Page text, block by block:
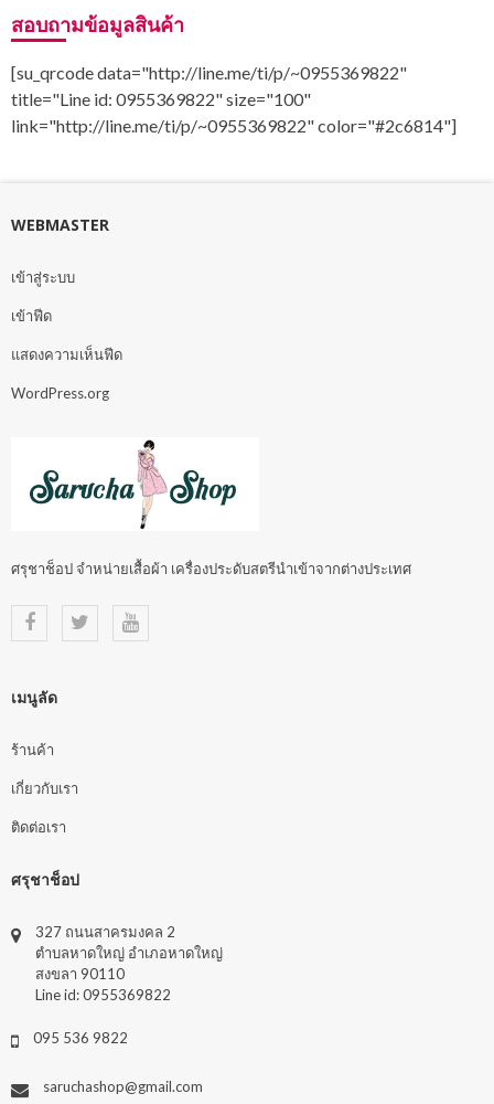
สอบถามข้อมูลสินค้า
[su_qrcode data="http://line.me/ti/p/~0955369822"
title="Line id: 0955369822" size="100"
link="http://line.me/ti/p/~0955369822" color="#2c6814"]
WEBMASTER
เข้าสู่ระบบ
เข้าฟีด
แสดงความเห็นฟีด
WordPress.org
ศรุชาช็อป จำหน่ายเสื้อผ้า เครื่องประดับสตรีนำเข้าจากต่างประเทศ
เมนูลัด
ร้านค้า
เกี่ยวกับเรา
ติดต่อเรา
ศรุชาช็อป
327 ถนนสาครมงคล 2
ตำบลหาดใหญ่ อำเภอหาดใหญ่
สงขลา 90110
Line id: 0955369822
095 536 9822
saruchashop@gmail.com